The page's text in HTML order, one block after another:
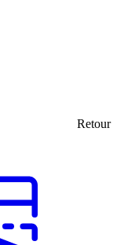
Retour